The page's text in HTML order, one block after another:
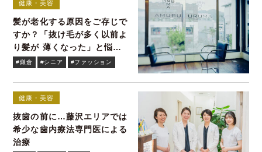
健康・美容
髪が老化する原因をご存じで
すか？「抜け毛が多く以前よ
り髪が 薄くなった」と悩む
貴女へ
#鎌倉 #シニア #ファッション
健康・美容
抜歯の前に…藤沢エリアでは
希少な歯内療法専門医による
治療